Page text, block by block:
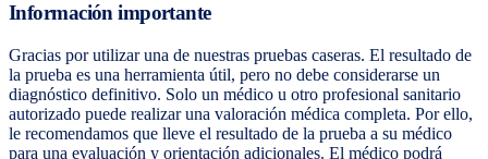
Información importante
Gracias por utilizar una de nuestras pruebas caseras. El resultado de
la prueba es una herramienta útil, pero no debe considerarse un
diagnóstico definitivo. Solo un médico u otro profesional sanitario
autorizado puede realizar una valoración médica completa. Por ello,
le recomendamos que lleve el resultado de la prueba a su médico
para una evaluación y orientación adicionales. El médico podrá